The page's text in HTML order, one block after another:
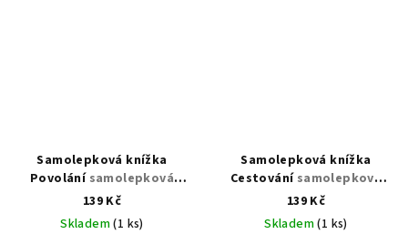
Samolepková knížka
Povolání samolepková
knížka plná zajímavých
povolání
139 Kč
Skladem(1 ks)
Samolepková knížka
Cestování samolepková
dobrodružství pro malé
cestovatele 16 stran
139 Kč
Skladem(1 ks)